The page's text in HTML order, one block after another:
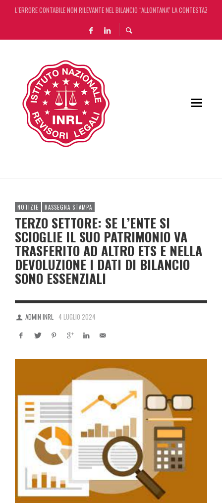
L’ERRORE CONTABILE NON RILEVANTE NEL BILANCIO “ALLONTANA” LA CONTESTAZIONE
DECRETO OMNIBUS: CON IL CONCORDATO UNO ‘SCUDO’ FISCALE DI 4 ANNI
CHIUSURA ESTIVA DELLA RASSEGNA STAMPA INRL: DAL 10 AL 24 AGOSTO
NOTIZIE RASSEGNA STAMPA
TERZO SETTORE: SE L’ENTE SI
SCIOGLIE IL SUO PATRIMONIO VA
TRASFERITO AD ALTRO ETS E NELLA
DEVOLUZIONE I DATI DI BILANCIO
SONO ESSENZIALI
ADMIN INRL 4 LUGLIO 2024